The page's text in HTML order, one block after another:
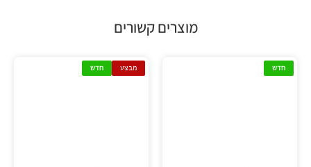
מוצרים קשורים
חדש מבצע חדש